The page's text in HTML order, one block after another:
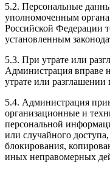
5.2. Персональные
уполномоченным
Российской Федерации
установленным
5.3. При утрате или
Администрация вправе
утрате или
5.4. Администрация
организационные и
персональной
или случайного
блокирования,
иных неправомерных